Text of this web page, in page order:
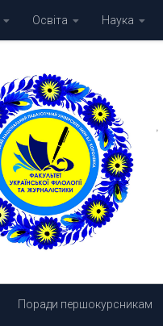
Освіта Наука
Поради першокурсникам